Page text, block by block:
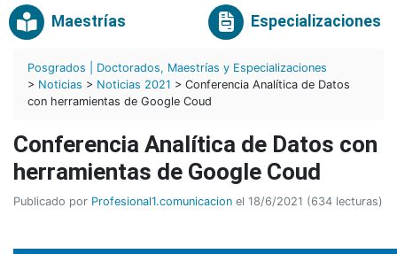
Maestrías Especializaciones
Posgrados | Doctorados, Maestrías y Especializaciones
> Noticias > Noticias 2021 > Conferencia Analítica de Datos
con herramientas de Google Coud
Conferencia Analítica de Datos con
herramientas de Google Coud
Publicado por Profesional1.comunicacion el 18/6/2021 (634 lecturas)